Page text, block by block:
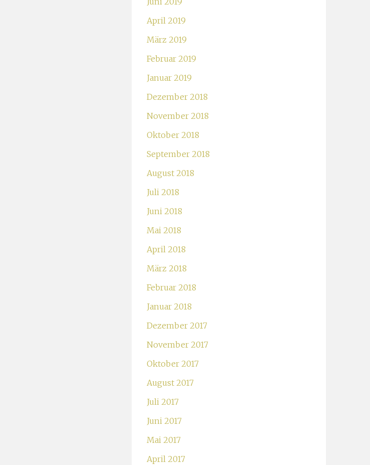
April 2019
März 2019
Februar 2019
Januar 2019
Dezember 2018
November 2018
Oktober 2018
September 2018
August 2018
Juli 2018
Juni 2018
Mai 2018
April 2018
März 2018
Februar 2018
Januar 2018
Dezember 2017
November 2017
Oktober 2017
August 2017
Juli 2017
Juni 2017
Mai 2017
April 2017